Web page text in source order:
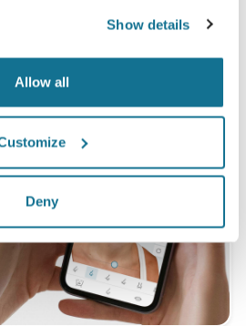
Show details
Allow all
Deny